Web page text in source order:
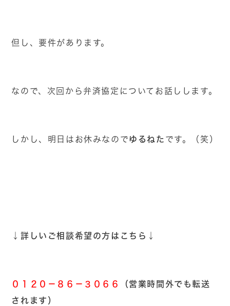
但し、要件があります。
なので、次回から弁済協定についてお話しします。
しかし、明日はお休みなのでゆるねた です。（笑）
↓詳しいご相談希望の方はこちら↓
０１２０－８６－３０６６
（営業時間外でも転送
されます）